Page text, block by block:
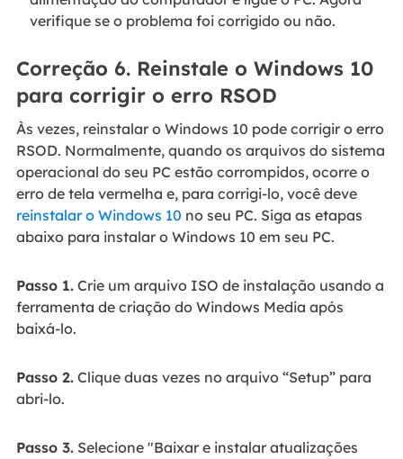
verifique se o problema foi corrigido ou não.
Correção 6. Reinstale o Windows 10
para corrigir o erro RSOD
Às vezes, reinstalar o Windows 10 pode corrigir o erro
RSOD. Normalmente, quando os arquivos do sistema
operacional do seu PC estão corrompidos, ocorre o
erro de tela vermelha e, para corrigi-lo, você deve
reinstalar o Windows 10 no seu PC. Siga as etapas
abaixo para instalar o Windows 10 em seu PC.
Passo 1.Crie um arquivo ISO de instalação usando a
ferramenta de criação do Windows Media após
baixá-lo.
Passo 2.Clique duas vezes no arquivo “Setup” para
abri-lo.
Passo 3.Selecione "Baixar e instalar atualizações